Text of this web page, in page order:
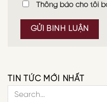
Thông báo cho tôi
TIN TỨC MỚI NHẤT